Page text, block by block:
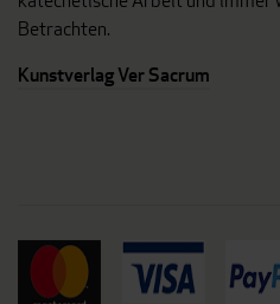
Betrachten.
Kunstverlag Ver Sacrum